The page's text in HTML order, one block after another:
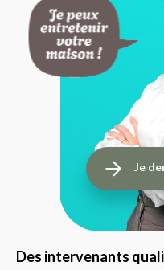
Je
Des intervenants